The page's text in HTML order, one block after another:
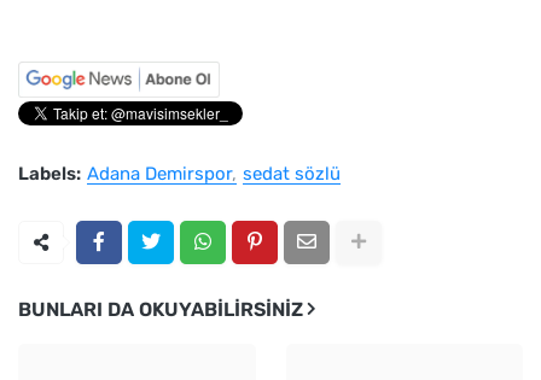
Labels: Adana Demirspor sedat sözlü
BUNLARI DA OKUYABILIRSINIZ